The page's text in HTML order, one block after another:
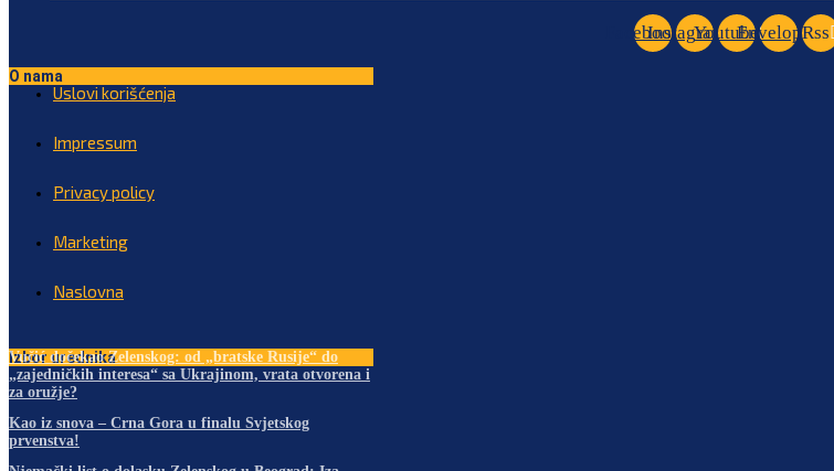
FacebookInstagramYoutubeEnvelopeRss
O nama
Uslovi korišćenja
Impressum
Privacy policy
Marketing
Naslovna
Izbor urednika
Vučić dočekao Zelenskog: od „bratske Rusije“ do
„zajedničkih interesa“ sa Ukrajinom, vrata otvorena i
za oružje?
Kao iz snova – Crna Gora u finalu Svjetskog
prvenstva!